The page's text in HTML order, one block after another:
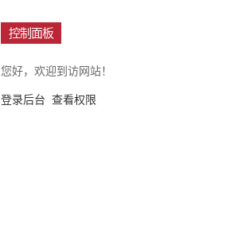
控制面板
您好，欢迎到访网站！
登录后台 查看权限